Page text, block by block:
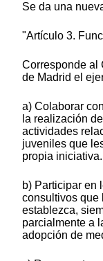
Se da una
"Artículo 3.
Corresponde al
de Madrid el
a) Colaborar
la realización
actividades
juveniles que
propia iniciativa.
b) Participar en
consultivos que
establezca,
parcialmente a
adopción de